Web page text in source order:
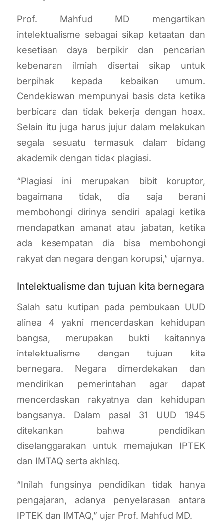
Prof. Mahfud MD mengartikan
intelektualisme sebagai sikap ketaatan dan
kesetiaan daya berpikir dan pencarian
kebenaran ilmiah disertai sikap untuk
berpihak kepada kebaikan umum.
Cendekiawan mempunyai basis data ketika
berbicara dan tidak bekerja dengan hoax.
Selain itu juga harus jujur dalam melakukan
segala sesuatu termasuk dalam bidang
akademik dengan tidak plagiasi.
“Plagiasi ini merupakan bibit koruptor,
bagaimana tidak, dia saja berani
membohongi dirinya sendiri apalagi ketika
mendapatkan amanat atau jabatan, ketika
ada kesempatan dia bisa membohongi
rakyat dan negara dengan korupsi,” ujarnya.
Intelektualisme dan tujuan kita bernegara
Salah satu kutipan pada pembukaan UUD
alinea 4 yakni mencerdaskan kehidupan
bangsa, merupakan bukti kaitannya
intelektualisme dengan tujuan kita
bernegara. Negara dimerdekakan dan
mendirikan pemerintahan agar dapat
mencerdaskan rakyatnya dan kehidupan
bangsanya. Dalam pasal 31 UUD 1945
ditekankan bahwa pendidikan
diselanggarakan untuk memajukan IPTEK
dan IMTAQ serta akhlaq.
“Inilah fungsinya pendidikan tidak hanya
pengajaran, adanya penyelarasan antara
IPTEK dan IMTAQ,” ujar Prof. Mahfud MD.